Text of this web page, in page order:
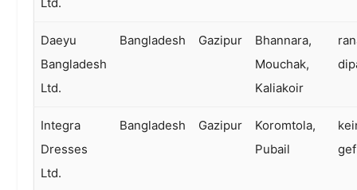
Daeyu
Bangladesh
Ltd.
Bangladesh Gazipur
Bhannara,
Mouchak,
Kaliakoir
Integra
Dresses
Ltd.
Bangladesh Gazipur
Koromtola,
Pubail